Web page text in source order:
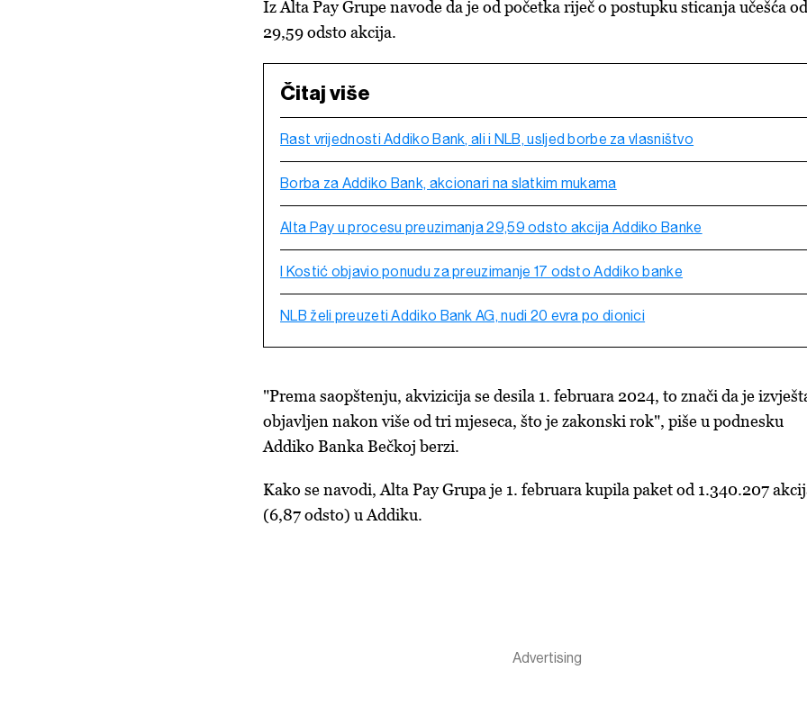
Iz Alta Pay Grupe navode da je od početka riječ o postupku sticanja učešća od
29,59 odsto akcija.
Čitaj više
Rast vrijednosti Addiko Bank, ali i NLB, usljed borbe za vlasništvo
Borba za Addiko Bank, akcionari na slatkim mukama
Alta Pay u procesu preuzimanja 29,59 odsto akcija Addiko Banke
I Kostić objavio ponudu za preuzimanje 17 odsto Addiko banke
NLB želi preuzeti Addiko Bank AG, nudi 20 evra po dionici
"Prema saopštenju, akvizicija se desila 1. februara 2024, to znači da je
objavljen nakon više od tri mjeseca, što je zakonski rok", piše u podnesku
Addiko Banka Bečkoj berzi.
Kako se navodi, Alta Pay Grupa je 1. februara kupila paket od 1.340.207
(6,87 odsto) u Addiku.